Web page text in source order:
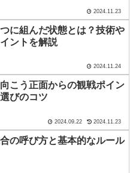
2024.11.23
に組んだ状態とは？技術や
ントを解説
2024.11.24
向こう正面からの観戦ポイン
びのコツ
2024.09.22 2024.11.23
の呼び方と基本的なルール